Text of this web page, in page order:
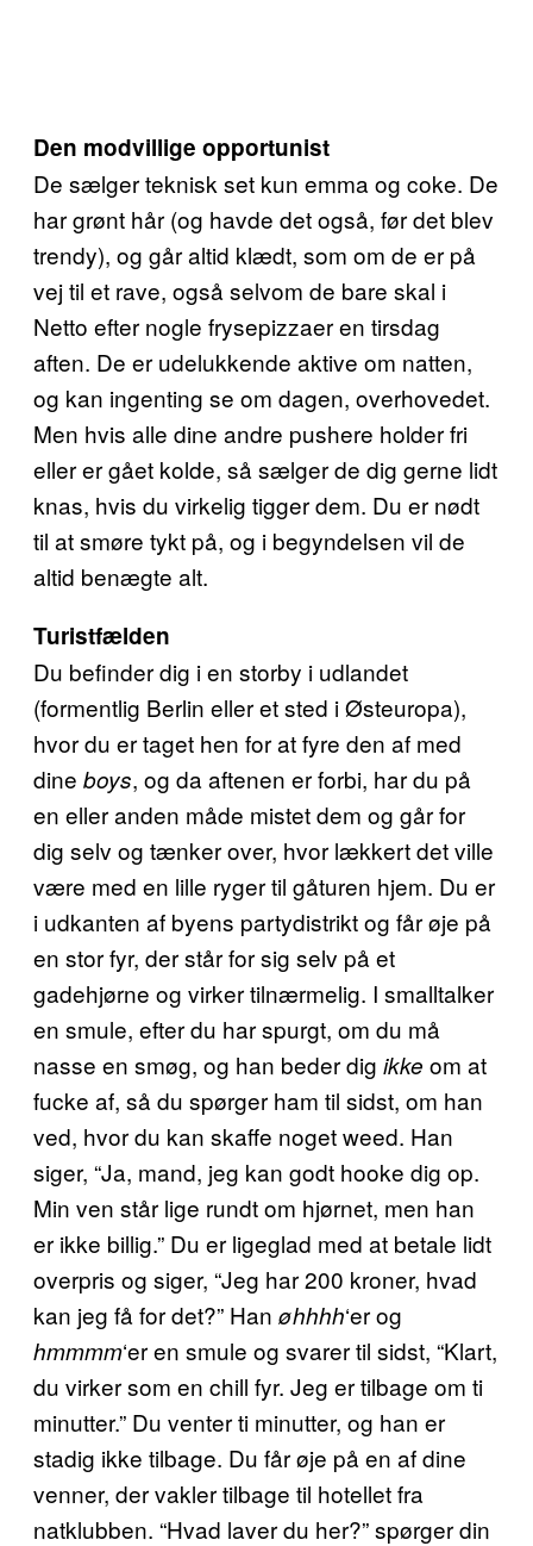
Den modvillige opportunist
De sælger teknisk set kun emma og coke. De
har grønt hår (og havde det også, før det blev
trendy), og går altid klædt, som om de er på
vej til et rave, også selvom de bare skal i
Netto efter nogle frysepizzaer en tirsdag
aften. De er udelukkende aktive om natten,
og kan ingenting se om dagen, overhovedet.
Men hvis alle dine andre pushere holder fri
eller er gået kolde, så sælger de dig gerne lidt
knas, hvis du virkelig tigger dem. Du er nødt
til at smøre tykt på, og i begyndelsen vil de
altid benægte alt.
Turistfælden
Du befinder dig i en storby i udlandet
(formentlig Berlin eller et sted i Østeuropa),
hvor du er taget hen for at fyre den af med
dine boys, og da aftenen er forbi, har du på
en eller anden måde mistet dem og går for
dig selv og tænker over, hvor lækkert det ville
være med en lille ryger til gåturen hjem. Du er
i udkanten af byens partydistrikt og får øje på
en stor fyr, der står for sig selv på et
gadehjørne og virker tilnærmelig. I smalltalker
en smule, efter du har spurgt, om du må
nasse en smøg, og han beder dig ikke om at
fucke af, så du spørger ham til sidst, om han
ved, hvor du kan skaffe noget weed. Han
siger, “Ja, mand, jeg kan godt hooke dig op.
Min ven står lige rundt om hjørnet, men han
er ikke billig.” Du er ligeglad med at betale lidt
overpris og siger, “Jeg har 200 kroner, hvad
kan jeg få for det?” Han øhhhh‘er og
hmmmm‘er en smule og svarer til sidst, “Klart,
du virker som en chill fyr. Jeg er tilbage om ti
minutter.” Du venter ti minutter, og han er
stadig ikke tilbage. Du får øje på en af dine
venner, der vakler tilbage til hotellet fra
natklubben. “Hvad laver du her?” spørger din